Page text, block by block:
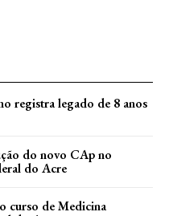
registra legado de 8 anos
do novo CAp no
do Acre
curso de Medicina